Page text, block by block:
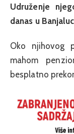
Udruženje
danas u
Oko njihovog
mahom
besplatno